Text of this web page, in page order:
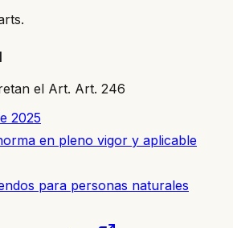
el Art. Art. 246
2025
en pleno vigor y aplicable
para personas naturales